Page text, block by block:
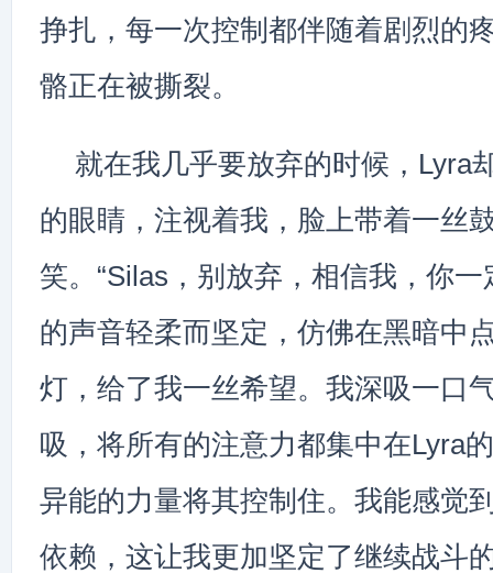
挣扎，每一次控制都伴随着剧烈的
骼正在被撕裂。
就在我几乎要放弃的时候，Lyra
的眼睛，注视着我，脸上带着一丝
笑。“Silas，别放弃，相信我，你一
的声音轻柔而坚定，仿佛在黑暗中
灯，给了我一丝希望。我深吸一口
吸，将所有的注意力都集中在Lyra
异能的力量将其控制住。我能感觉
依赖，这让我更加坚定了继续战斗